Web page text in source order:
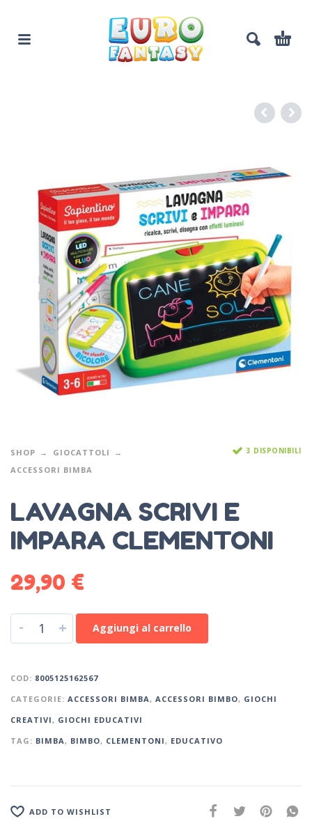
SHOP
GIOCATTOLI
ACCESSORI BIMBA
3 DISPONIBILI
LAVAGNA SCRIVI E
IMPARA CLEMENTONI
29,90 €
- + Aggiungi al carrello
COD: 8005125162567
CATEGORIE: ACCESSORI BIMBA , ACCESSORI BIMBO, GIOCHI
CREATIVI , GIOCHI EDUCATIVI
TAG: BIMBA , BIMBO, CLEMENTONI , EDUCATIVO
ADD TO WISHLIST